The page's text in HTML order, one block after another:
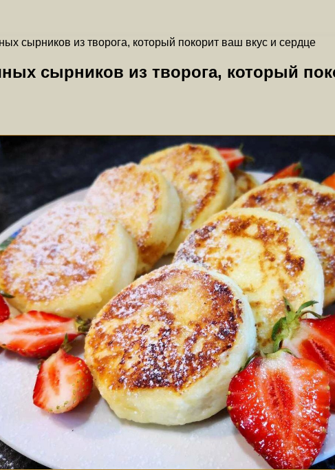
сырников из творога, который покорит ваш вкус и сердце
сырников из творога, который